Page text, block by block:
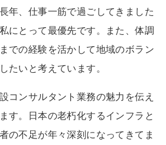
年、仕事一筋で過ごしてきました
にとって最優先です。また、体調
での経験を活かして地域のボラン
たいと考えています。
コンサルタント業務の魅力を伝え
す。日本の老朽化するインフラと
の不足が年々深刻になってきてま